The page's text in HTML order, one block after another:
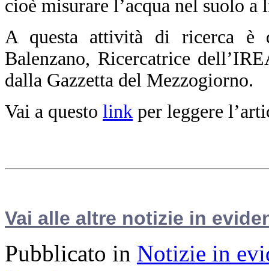
cioè misurare l’acqua nel suolo
A questa attività di ricerca è
Balenzano, Ricercatrice
dalla Gazzetta del Mezzogiorno.
Vai a questo link per leggere
Vai alle altre notizie in
Pubblicato in Notizie in